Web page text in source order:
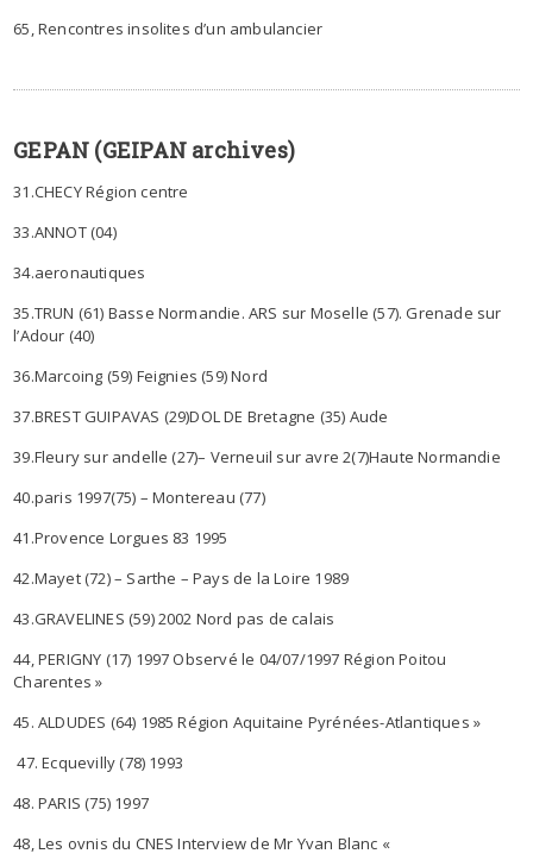
65, Rencontres insolites d’un ambulancier
GEPAN (GEIPAN archives)
31.CHECY Région centre
33.ANNOT (04)
34.aeronautiques
35.TRUN (61) Basse Normandie. ARS sur Moselle (57). Grenade sur
l’Adour (40)
36.Marcoing (59) Feignies (59) Nord
37.BREST GUIPAVAS (29)DOL DE Bretagne (35) Aude
39.Fleury sur andelle (27)– Verneuil sur avre 2(7)Haute Normandie
40.paris 1997(75) – Montereau (77)
41.Provence Lorgues 83 1995
42.Mayet (72) – Sarthe – Pays de la Loire 1989
43.GRAVELINES (59) 2002 Nord pas de calais
44, PERIGNY (17) 1997 Observé le 04/07/1997 Région Poitou
Charentes »
45. ALDUDES (64) 1985 Région Aquitaine Pyrénées-Atlantiques »
47. Ecquevilly (78) 1993
48. PARIS (75) 1997
48, Les ovnis du CNES Interview de Mr Yvan Blanc «